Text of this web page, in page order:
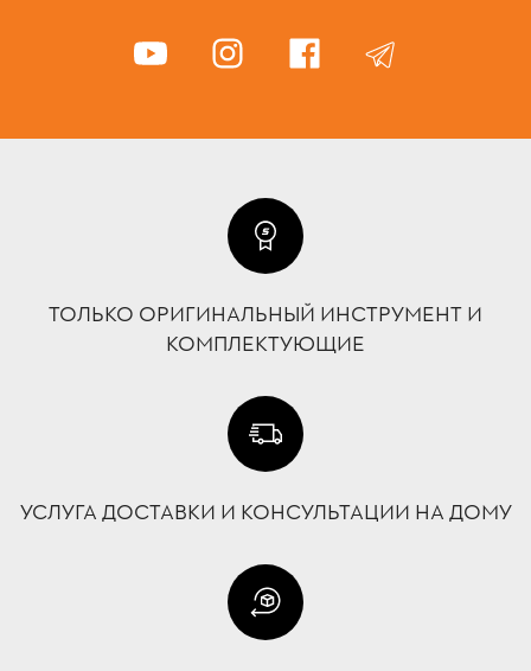
ТОЛЬКО ОРИГИНАЛЬНЫЙ ИНСТРУМЕНТ И
КОМПЛЕКТУЮЩИЕ
УСЛУГА ДОСТАВКИ И КОНСУЛЬТАЦИИ НА ДОМУ